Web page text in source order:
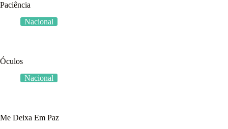
Paciência
Nacional
Óculos
Nacional
Me Deixa Em Paz